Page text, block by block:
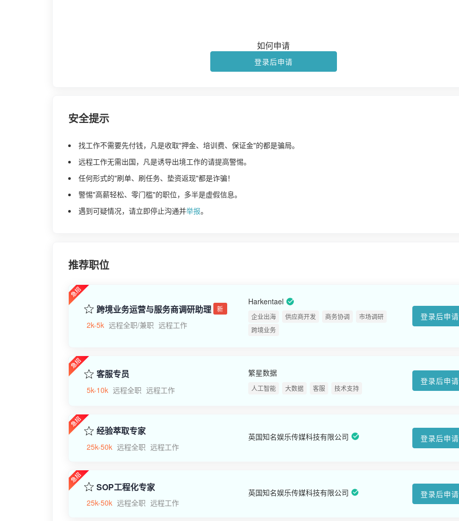
如何申请
登录后申请
安全提示
找工作不需要先付钱，凡是收取"押金、培训费、保证金"的都是骗局。
远程工作无需出国，凡是诱导出境工作的请提高警惕。
任何形式的"刷单、刷任务、垫资返现"都是诈骗！
警惕"高薪轻松、零门槛"的职位，多半是虚假信息。
遇到可疑情况，请立即停止沟通并举报。
推荐职位
跨境业务运营与服务商调研助理 新
2k-5k 远程全职/兼职 远程工作
Harkentael
企业出海 供应商开发 商务协调
市场调研
跨境业务
登录后申请
客服专员
5k-10k 远程全职 远程工作
繁星数据
人工智能 大数据 客服 技术支持
登录后申请
经验萃取专家
25k-50k 远程全职 远程工作
英国知名娱乐传媒科技有限公司 登录后申请
SOP工程化专家
25k-50k 远程全职 远程工作
英国知名娱乐传媒科技有限公司 登录后申请